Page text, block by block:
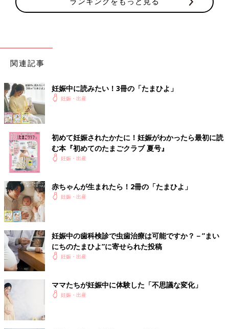
関連記事
妊娠中に読みたい！3冊の「たまひよ」
妊娠・出産
初めて妊娠されたかたに！妊娠がわかったら最初に読
む本『初めてのたまごクラブ 夏号』
妊娠・出産
赤ちゃんが生まれたら！2冊の「たまひよ」
妊娠・出産
妊娠中の歯科検診で虫歯治療は可能ですか？－”まい
にちのたまひよ”に寄せられた投稿
妊娠・出産
ママたちが妊娠中に体験した「不思議な変化」
妊娠・出産